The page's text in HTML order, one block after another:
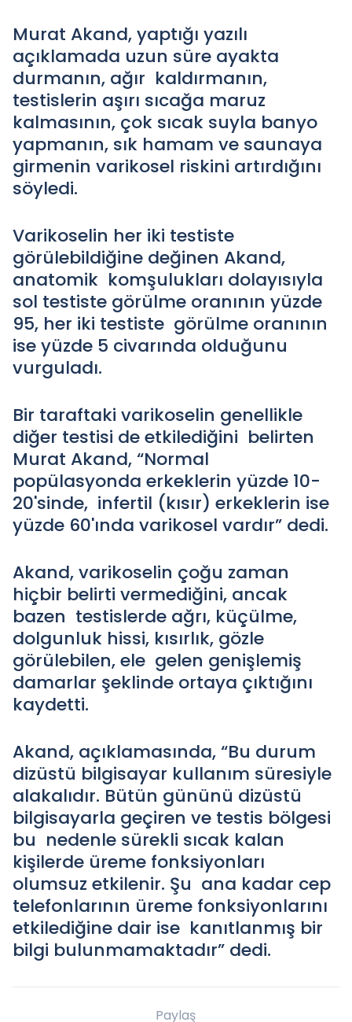
Murat Akand, yaptığı yazılı
açıklamada uzun süre ayakta
durmanın, ağır kaldırmanın,
testislerin aşırı sıcağa maruz
kalmasının, çok sıcak suyla banyo
yapmanın, sık hamam ve saunaya
girmenin varikosel riskini artırdığını
söyledi.
Varikoselin her iki testiste
görülebildiğine değinen Akand,
anatomik komşulukları dolayısıyla
sol testiste görülme oranının yüzde
95, her iki testiste görülme oranının
ise yüzde 5 civarında olduğunu
vurguladı.
Bir taraftaki varikoselin genellikle
diğer testisi de etkilediğini belirten
Murat Akand, “Normal
popülasyonda erkeklerin yüzde 10-
20'sinde, infertil (kısır) erkeklerin ise
yüzde 60'ında varikosel vardır” dedi.
Akand, varikoselin çoğu zaman
hiçbir belirti vermediğini, ancak
bazen testislerde ağrı, küçülme,
dolgunluk hissi, kısırlık, gözle
görülebilen, ele gelen genişlemiş
damarlar şeklinde ortaya çıktığını
kaydetti.
Akand, açıklamasında, “Bu durum
dizüstü bilgisayar kullanım süresiyle
alakalıdır. Bütün gününü dizüstü
bilgisayarla geçiren ve testis bölgesi
bu nedenle sürekli sıcak kalan
kişilerde üreme fonksiyonları
olumsuz etkilenir. Şu ana kadar cep
telefonlarının üreme fonksiyonlarını
etkilediğine dair ise kanıtlanmış bir
bilgi bulunmamaktadır” dedi.
Paylaş